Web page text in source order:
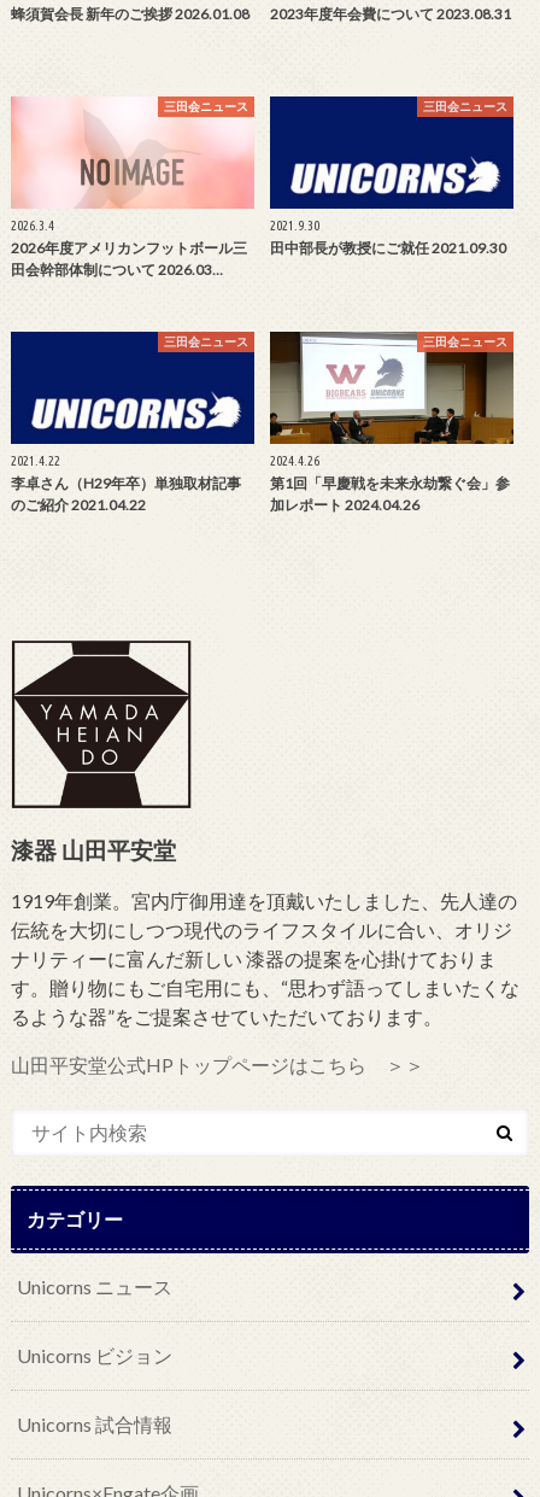
蜂須賀会長 新年のご挨拶 2026.01.08 2023年度年会費について 2023.08.31
三田会ニュース
2026.3.4
2026年度アメリカンフットボール三
田会幹部体制について 2026.03…
三田会ニュース
2021.9.30
田中部長が教授にご就任 2021.09.30
三田会ニュース
2021.4.22
李卓さん（H29年卒）単独取材記事
のご紹介 2021.04.22
三田会ニュース
2024.4.26
第1回「早慶戦を未来永劫繋ぐ会」参
加レポート 2024.04.26
漆器 山田平安堂
1919年創業。宮内庁御用達を頂戴いたしました、先人達の
伝統を大切にしつつ現代のライフスタイルに合い、オリジ
ナリティーに富んだ新しい 漆器の提案を心掛けておりま
す。贈り物にもご自宅用にも、“思わず語ってしまいたくな
るような器”をご提案させていただいております。
山田平安堂公式HPトップページはこちら ＞＞
カテゴリー
Unicorns ニュース
Unicorns ビジョン
Unicorns 試合情報